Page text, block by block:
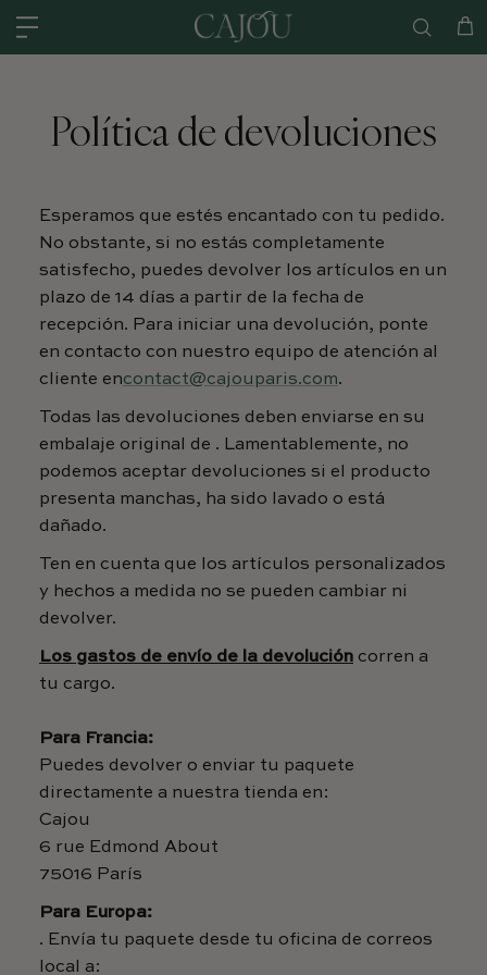
ENVÍO GRATIS EN PEDIDOS SUPERIORES A 400 $ - DEVOLUCIONES
Política de devoluciones
Esperamos que estés encantado con tu pedido.
No obstante, si no estás completamente
satisfecho, puedes devolver los artículos en un
plazo de 14 días a partir de la fecha de
recepción. Para iniciar una devolución, ponte
en contacto con nuestro equipo de atención al
cliente encontact@cajouparis.com.
Todas las devoluciones deben enviarse en su
embalaje original de . Lamentablemente, no
podemos aceptar devoluciones si el producto
presenta manchas, ha sido lavado o está
dañado.
Ten en cuenta que los artículos personalizados
y hechos a medida no se pueden cambiar ni
devolver.
Los gastos de envío de la devolución corren a
tu cargo.
Para Francia:
Puedes devolver o enviar tu paquete
directamente a nuestra tienda en:
Cajou
6 rue Edmond About
75016 París
Para Europa:
. Envía tu paquete desde tu oficina de correos
local a: